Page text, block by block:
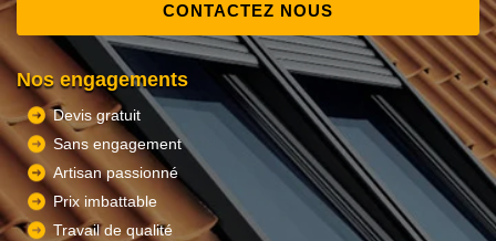
CONTACTEZ NOUS
Nos engagements
Devis gratuit
Sans engagement
Artisan passionné
Prix imbattable
Travail de qualité